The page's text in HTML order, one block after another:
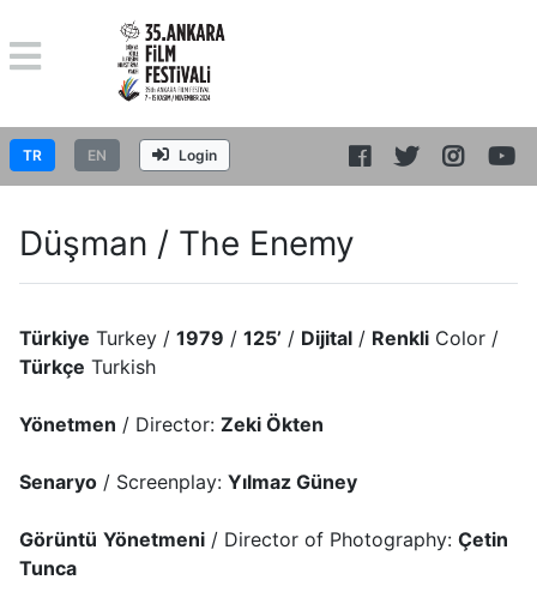
TR EN Login
Düşman / The Enemy
Türkiye Turkey / 1979 / 125’ / Dijital / Renkli Color /
Türkçe Turkish
Yönetmen / Director: Zeki Ökten
Senaryo / Screenplay: Yılmaz Güney
Görüntü Yönetmeni / Director of Photography: Çetin
Tunca